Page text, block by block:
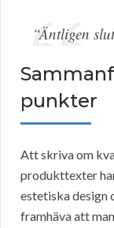
“Äntligen
punkter
Att skriva om
produkttexter
estetiska design
framhäva att